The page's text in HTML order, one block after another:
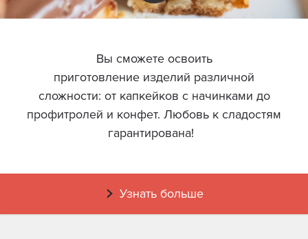
Вы сможете освоить
приготовление изделий различной
сложности: от капкейков с начинками до
профитролей и конфет. Любовь к сладостям
гарантирована!
Узнать больше